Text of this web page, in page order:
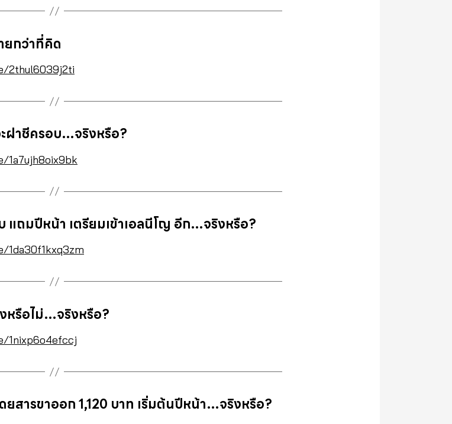
กว่าที่คิด
2thul6039j2ti
ฝาชีครอบ…จริงหรือ?
แถมปีหน้า เตรียมเข้าเอลนีโญ อีก…จริงหรือ?
หรือไม่…จริงหรือ?
1nixp6o4efccj
สารขาออก 1,120 บาท เริ่มต้นปีหน้า…จริงหรือ?